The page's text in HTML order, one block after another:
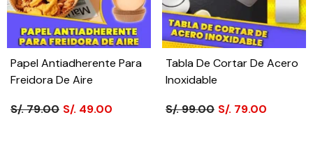
Papel Antiadherente Para
Freidora De Aire
S/. 79.00 S/. 49.00
Tabla De Cortar De Acero
Inoxidable
S/. 99.00 S/. 79.00